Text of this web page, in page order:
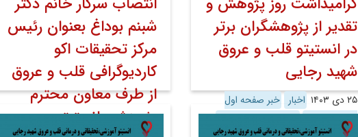
تقدیر از پژوهشگران برتر
در انستیتو قلب و عروق
شهید رجایی
۲۵ دی ۱۴۰۳ اخبار
خبر صفحه اول
روابط عمومی
شبنم بوداغ بعنوان رئیس
مرکز تحقیقات اکو
کاردیوگرافی قلب و عروق
از طرف معاون محترم
پژوهشی انستیتو